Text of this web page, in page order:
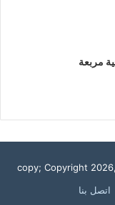
copy; Copyright
اتصل بنا